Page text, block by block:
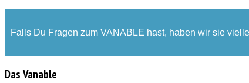
Falls Du Fragen zum VANABLE hast, haben wir sie
Das Vanable